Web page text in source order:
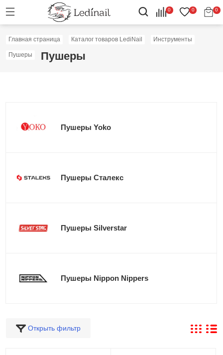
0 0 0
Главная страница Каталог товаров LediNail Инструменты
Пушеры Пушеры
Пушеры Yoko
Пушеры Сталекс
Пушеры Silverstar
Пушеры Nippon Nippers
Открыть фильтр